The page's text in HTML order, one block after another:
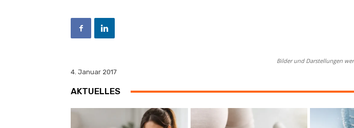
Bilder und Darstellungen
4. Januar 2017
AKTUELLES